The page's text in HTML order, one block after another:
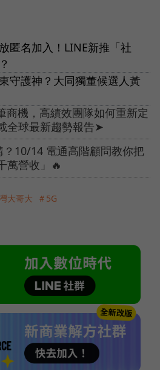
匿名加入！LINE新推「社
守護神？大同獨董候選人黃
商機，高績效團隊如何重新定
全球最新趨勢報告➤
10/14 電通高階顧問教你把
萬營收」🔥
大哥大 ＃5G